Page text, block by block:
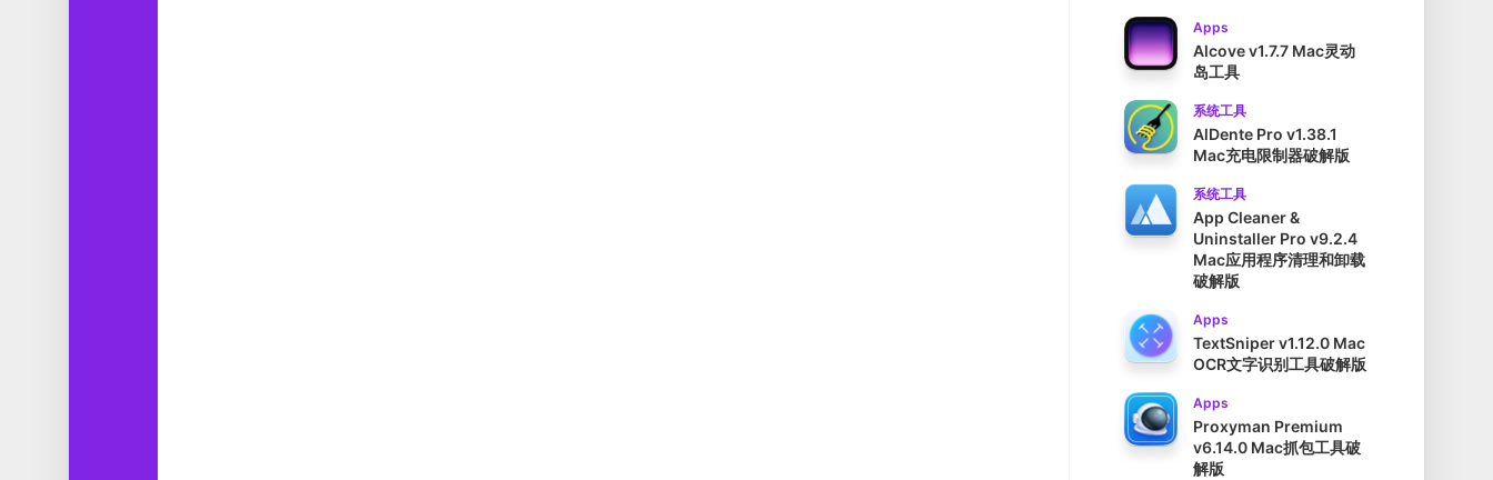
Apps
Alcove v1.7.7 Mac灵动
岛工具
系统工具
AlDente Pro v1.38.1
Mac充电限制器破解版
系统工具
App Cleaner &
Uninstaller Pro v9.2.4
Mac应用程序清理和卸载
破解版
Apps
TextSniper v1.12.0 Mac
OCR文字识别工具破解版
Apps
Proxyman Premium
v6.14.0 Mac抓包工具破
解版